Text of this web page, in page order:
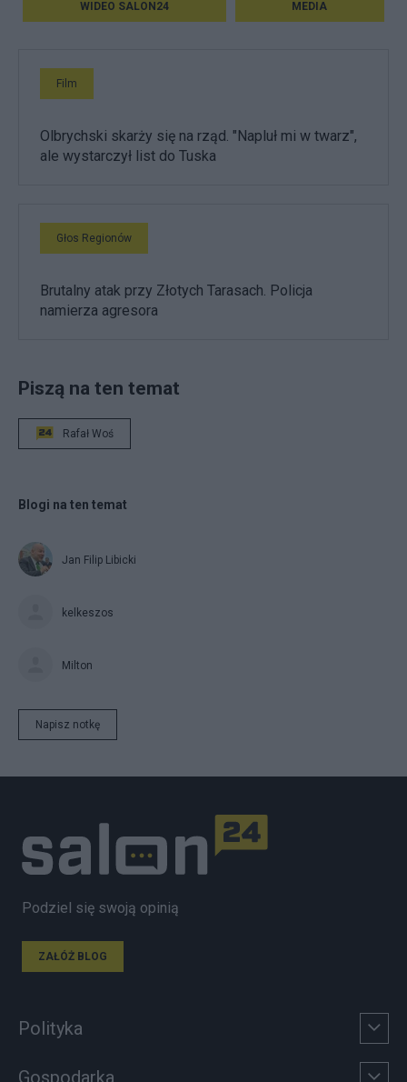
WIDEO SALON24 MEDIA
Film
Olbrychski skarży się na rząd. "Napluł mi w twarz",
ale wystarczył list do Tuska
Głos Regionów
Brutalny atak przy Złotych Tarasach. Policja
namierza agresora
Piszą na ten temat
Rafał Woś
Blogi na ten temat
Jan Filip Libicki
kelkeszos
Milton
Napisz notkę
Podziel się swoją opinią
ZAŁÓŻ BLOG
Polityka
Gospodarka